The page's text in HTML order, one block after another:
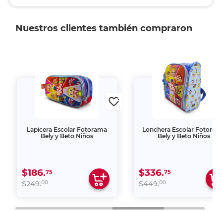
Nuestros clientes también compraron
Lapicera Escolar Fotorama
Bely y Beto Niños
$186.75
$249.00
Lonchera Escolar
Bely y Beto Niños
$336.75
$449.00